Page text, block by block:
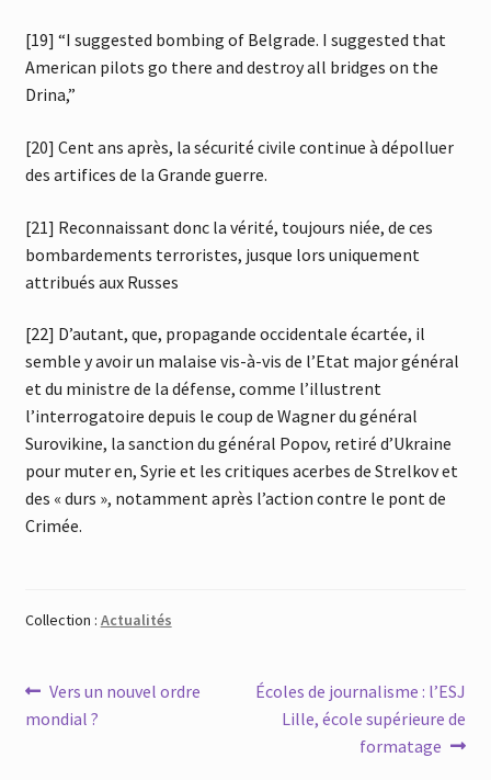
[19] “I suggested bombing of Belgrade. I suggested that
American pilots go there and destroy all bridges on the
Drina,”
[20] Cent ans après, la sécurité civile continue à dépolluer
des artifices de la Grande guerre.
[21] Reconnaissant donc la vérité, toujours niée, de ces
bombardements terroristes, jusque lors uniquement
attribués aux Russes
[22] D’autant, que, propagande occidentale écartée, il
semble y avoir un malaise vis-à-vis de l’Etat major général
et du ministre de la défense, comme l’illustrent
l’interrogatoire depuis le coup de Wagner du général
Surovikine, la sanction du général Popov, retiré d’Ukraine
pour muter en, Syrie et les critiques acerbes de Strelkov et
des « durs », notamment après l’action contre le pont de
Crimée.
Collection : Actualités
Navigation
de
Article
précédent :
Vers un nouvel ordre
mondial ?
Article
suivant :
Écoles de journalisme : l’ESJ
Lille, école supérieure de
formatage